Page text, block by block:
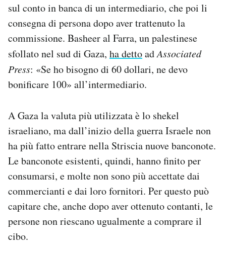
sul conto in banca di un intermediario, che poi li
consegna di persona dopo aver trattenuto la
commissione. Basheer al Farra, un palestinese
sfollato nel sud di Gaza, ha dettoadAssociated
Press: «Se ho bisogno di 60 dollari, ne devo
bonificare 100» all’intermediario.
A Gaza la valuta più utilizzata è lo shekel
israeliano, ma dall’inizio della guerra Israele non
ha più fatto entrare nella Striscia nuove banconote.
Le banconote esistenti, quindi, hanno finito per
consumarsi, e molte non sono più accettate dai
commercianti e dai loro fornitori. Per questo può
capitare che, anche dopo aver ottenuto contanti, le
persone non riescano ugualmente a comprare il
cibo.